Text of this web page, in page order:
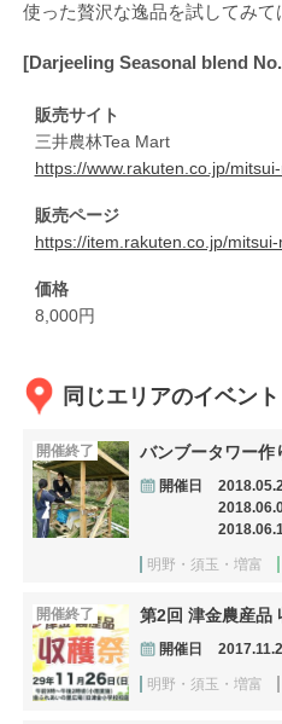
使った贅沢な逸品を試してみて
[Darjeeling Seasonal blend
販売サイト
三井農林Tea Mart
https://www.rakuten.co.jp/
販売ページ
https://item.rakuten.co.jp/
価格
8,000円
同じエリアのイベント
開催終了 バンブータワー作
開催日
明野・須玉・増富
開催終了 第2回 津金農産品
開催日
明野・須玉・増富